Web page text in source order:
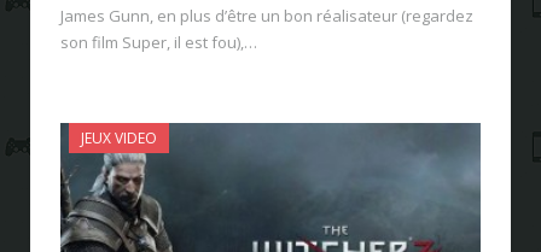
James Gunn, en plus d’être un bon réalisateur (regardez
son film Super, il est fou),…
JEUX VIDEO